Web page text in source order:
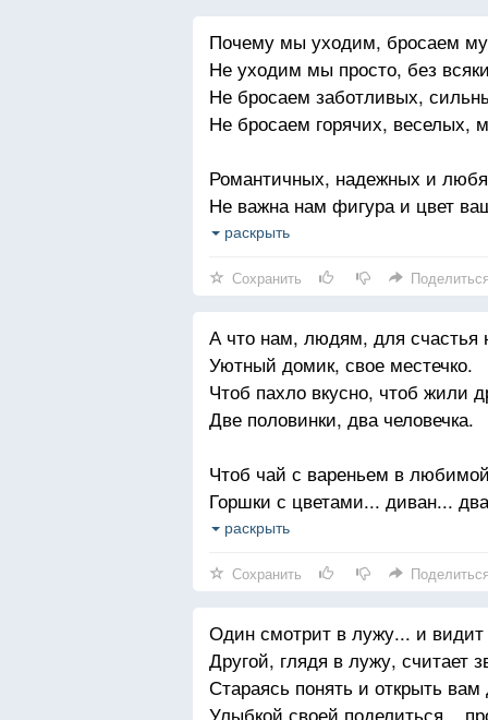
Почему мы уходим, бросаем
Не уходим мы просто, без
Не бросаем заботливых,
Не бросаем горячих, веселых,
Романтичных, надежных и
Не важна нам фигура и цвет
Мы уходим от тех, кто тиран и
Мы уходим от тех, с кем нам
Это важно нам тоже, и главное,
Можем бросить по глупости,
Пострадать, поскучать и под
Когда вы изменяете нам
Не уходим мы просто, без
Никогда не бросаем... любимых
раскрыть
Сохранить Поделиться
А что нам, людям, для счастья
Уютный домик, свое местечко.
Чтоб пахло вкусно, чтоб жили
Две половинки, два человечка.
Чтоб чай с вареньем в
Горшки с цветами... диван...
И чтоб на кухне... часы с
Чтоб телевизор с большим
И на диване, укрывшись
И чтобы завтра - не очень рано
- Поспать спокойно... пусть до
раскрыть
Сохранить Поделиться
Один смотрит в лужу... и
Другой, глядя в лужу, считает
Стараясь понять и открыть
Улыбкой своей поделиться...